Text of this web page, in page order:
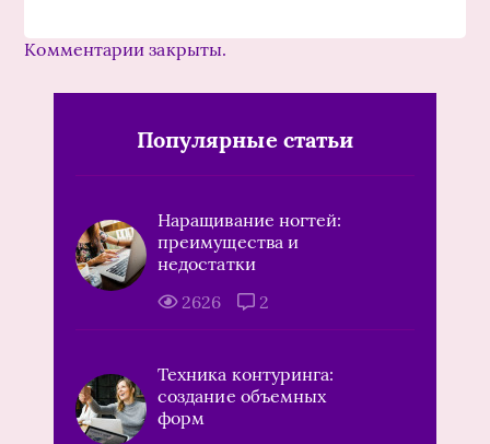
Комментарии закрыты.
Популярные статьи
Наращивание ногтей:
преимущества и
недостатки
2626
2
Техника контуринга:
создание объемных
форм